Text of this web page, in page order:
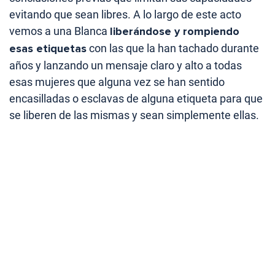
evitando que sean libres. A lo largo de este acto
vemos a una Blanca liberándose y rompiendo
esas etiquetascon las que la han tachado durante
años y lanzando un mensaje claro y alto a todas
esas mujeres que alguna vez se han sentido
encasilladas o esclavas de alguna etiqueta para que
se liberen de las mismas y sean simplemente ellas.